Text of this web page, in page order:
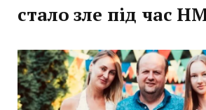
стало зле під час